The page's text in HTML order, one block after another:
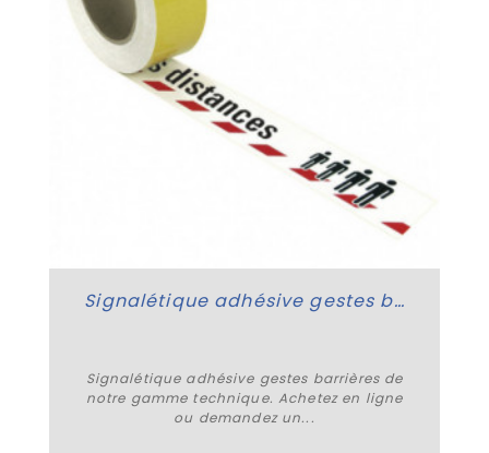
Signalétique adhésive gestes barrières
Signalétique adhésive gestes barrières de
notre gamme technique. Achetez en ligne
ou demandez un...